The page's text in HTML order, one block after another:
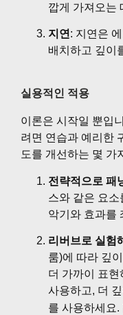
깝게 가져오는
지연 : 지연은
배치하고 깊이
실용적인 적용
이론은 시작일 뿐입
려면 연습과 예리한
도를 개선하는 몇 가
전략적으로 패
스와 같은 요소
악기와 효과를
리버브로 실험
룸)에 따라 깊
더 가까이 표
사용하고, 더
를 사용하세요.